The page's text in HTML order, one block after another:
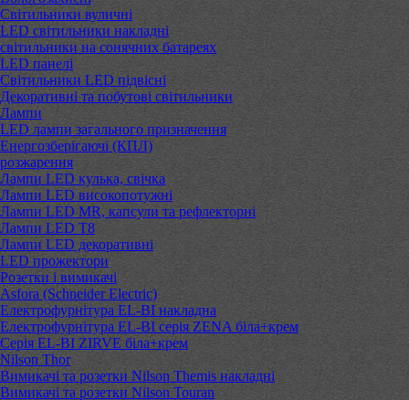
Світильники вуличні
LED світильники накладні
світильники на сонячних батареях
LED панелі
Світильники LED підвісні
Декоративні та побутові світильники
Лампи
LED лампи загального призначення
Енергозберігаючі (КПЛ)
розжарення
Лампи LED кулька, свічка
Лампи LED високопотужні
Лампи LED MR, капсули та рефлекторні
Лампи LED Т8
Лампи LED декоративні
LED прожектори
Розетки і вимикачі
Asfora (Schneider Electric)
Електрофурнітура EL-BI накладна
Електрофурнітура EL-BI серія ZENA біла+крем
Серія EL-BI ZIRVE біла+крем
Nilson Thor
Вимикачі та розетки Nilson Themis накладні
Вимикачі та розетки Nilson Touran